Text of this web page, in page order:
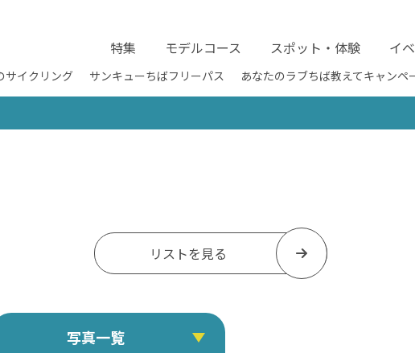
特集 モデルコース スポット・体験 イ
サイクリング サンキューちばフリーパス あなたのラブちば教えてキャンペ
リストを見る
写真一覧